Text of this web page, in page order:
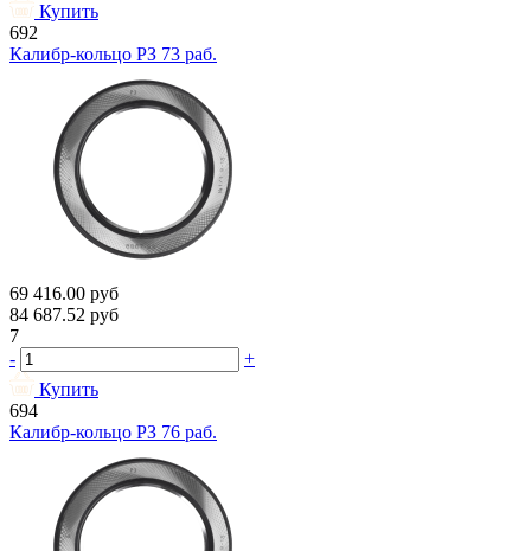
Купить
692
Калибр-кольцо РЗ 73 раб.
69 416.00 руб
84 687.52 руб
7
-
+
Купить
694
Калибр-кольцо РЗ 76 раб.